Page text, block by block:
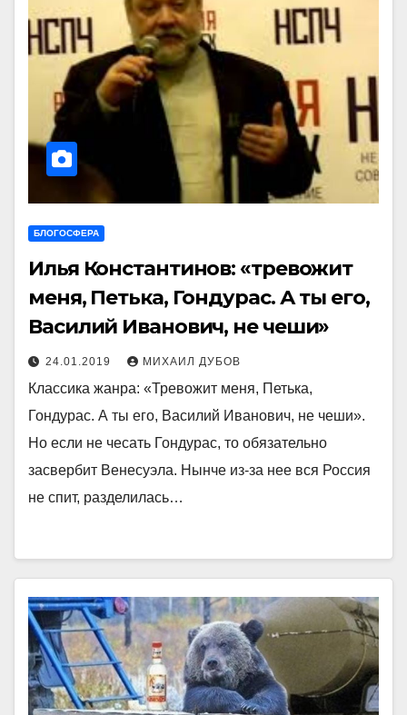
БЛОГОСФЕРА
Илья Константинов: «тревожит
меня, Петька, Гондурас. А ты его,
Василий Иванович, не чеши»
24.01.2019 МИХАИЛ ДУБОВ
Классика жанра: «Тревожит меня, Петька,
Гондурас. А ты его, Василий Иванович, не чеши».
Но если не чесать Гондурас, то обязательно
засвербит Венесуэла. Нынче из-за нее вся Россия
не спит, разделилась…